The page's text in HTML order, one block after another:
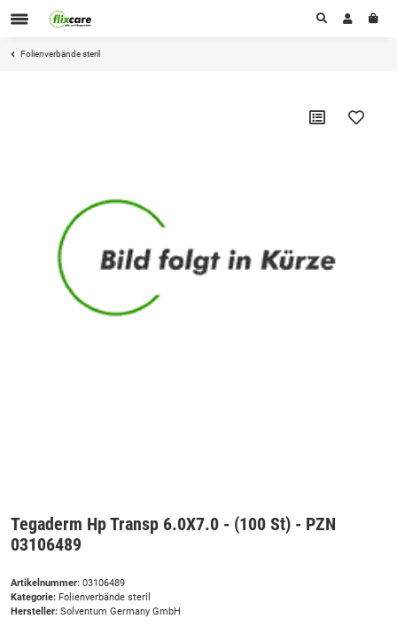
Folienverbände steril
Tegaderm Hp Transp 6.0X7.0 - (100 St) - PZN
03106489
Artikelnummer: 03106489
Kategorie: Folienverbände steril
Hersteller: Solventum Germany GmbH